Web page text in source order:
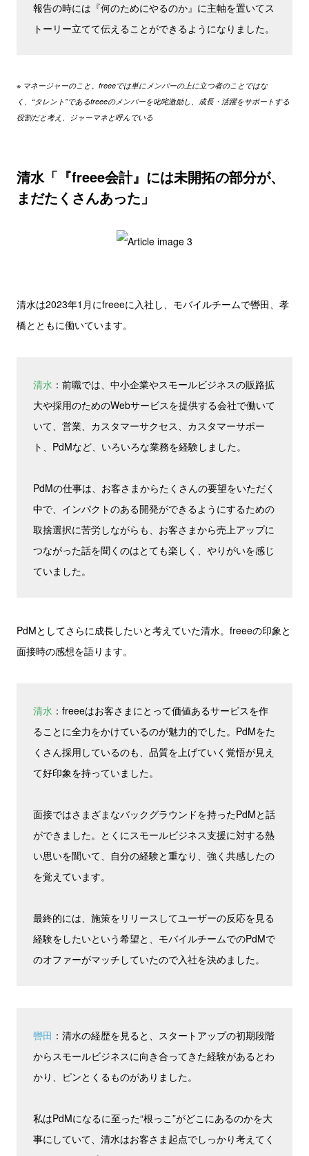
報告の時には『何のためにやるのか』に主軸を置いてス
トーリー立てて伝えることができるようになりました。
※ マネージャーのこと。freeeでは単にメンバーの上に立つ者のことではな
く、“タレント”であるfreeeのメンバーを叱咤激励し、成長・活躍をサポートする
役割だと考え、ジャーマネと呼んでいる
清水「『freee会計』には未開拓の部分が、
まだたくさんあった」
清水は2023年1月にfreeeに入社し、モバイルチームで轡田、孝
橋とともに働いています。
清水 ：前職では、中小企業やスモールビジネスの販路拡
大や採用のためのWebサービスを提供する会社で働いて
いて、営業、カスタマーサクセス、カスタマーサポー
ト、PdMなど、いろいろな業務を経験しました。
PdMの仕事は、お客さまからたくさんの要望をいただく
中で、インパクトのある開発ができるようにするための
取捨選択に苦労しながらも、お客さまから売上アップに
つながった話を聞くのはとても楽しく、やりがいを感じ
ていました。
PdMとしてさらに成長したいと考えていた清水。freeeの印象と
面接時の感想を語ります。
清水 ：freeeはお客さまにとって価値あるサービスを作
ることに全力をかけているのが魅力的でした。PdMをた
くさん採用しているのも、品質を上げていく覚悟が見え
て好印象を持っていました。
面接ではさまざまなバックグラウンドを持ったPdMと話
ができました。とくにスモールビジネス支援に対する熱
い思いを聞いて、自分の経験と重なり、強く共感したの
を覚えています。
最終的には、施策をリリースしてユーザーの反応を見る
経験をしたいという希望と、モバイルチームでのPdMで
のオファーがマッチしていたので入社を決めました。
轡田 ：清水の経歴を見ると、スタートアップの初期段階
からスモールビジネスに向き合ってきた経験があるとわ
かり、ピンとくるものがありました。
私はPdMになるに至った“根っこ”がどこにあるのかを大
事にしていて、清水はお客さま起点でしっかり考えてく